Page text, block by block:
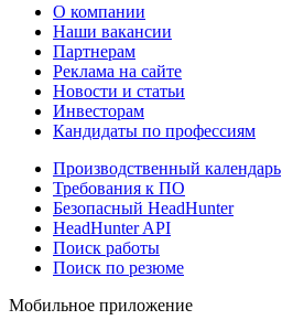
О компании
Наши вакансии
Партнерам
Реклама на сайте
Новости и статьи
Инвесторам
Кандидаты по профессиям
Производственный календарь
Требования к ПО
Безопасный HeadHunter
HeadHunter API
Поиск работы
Поиск по резюме
Мобильное приложение